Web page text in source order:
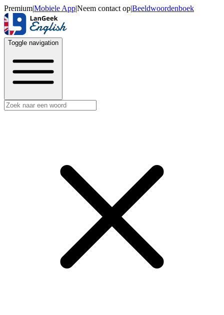
Premium|Mobiele App|Neem contact op|Beeldwoordenboek
Toggle navigation